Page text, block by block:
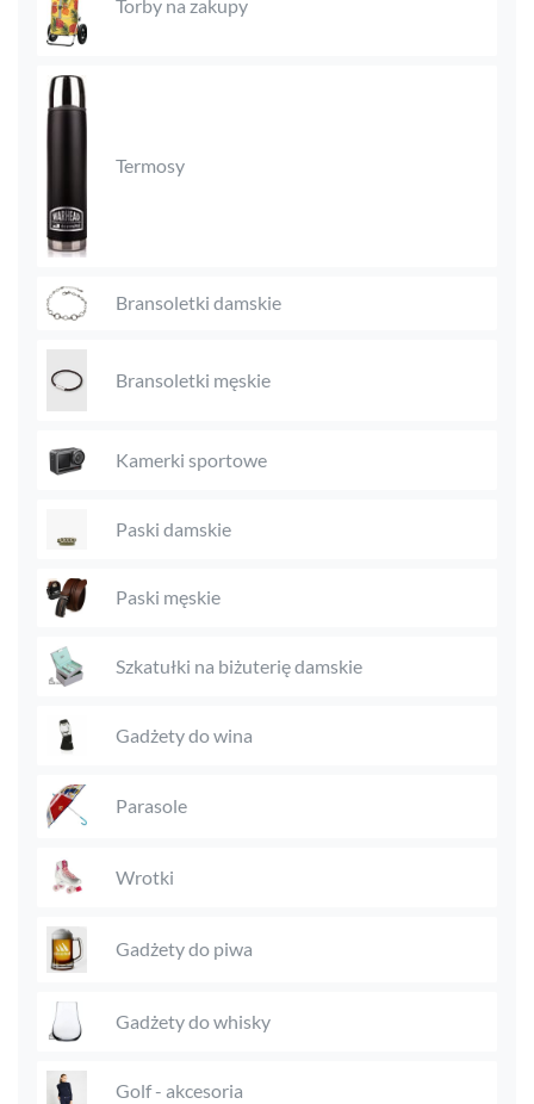
Torby na zakupy
Termosy
Bransoletki damskie
Bransoletki męskie
Kamerki sportowe
Paski damskie
Paski męskie
Szkatułki na biżuterię damskie
Gadżety do wina
Parasole
Wrotki
Gadżety do piwa
Gadżety do whisky
Golf - akcesoria